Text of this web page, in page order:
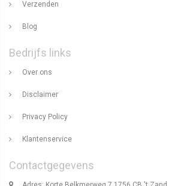
Verzenden
Blog
Bedrijfs links
Over ons
Disclaimer
Privacy Policy
Klantenservice
Contactgegevens